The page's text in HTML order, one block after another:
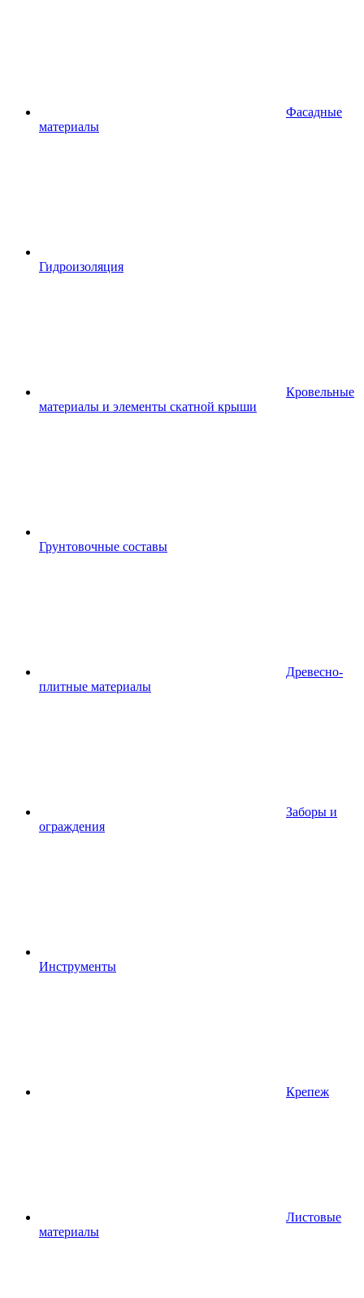
Фасадные
материалы
Гидроизоляция
Кровельные
материалы и элементы скатной крыши
Грунтовочные составы
Древесно-
плитные материалы
Заборы и
ограждения
Инструменты
Крепеж
Листовые
материалы